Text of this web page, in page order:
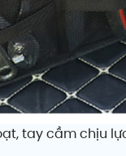
tay cầm chịu